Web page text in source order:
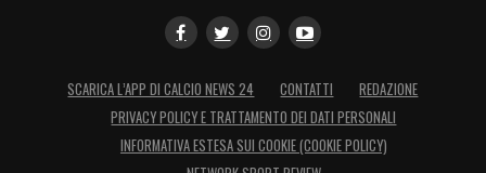
SCARICA L’APP DI CALCIO NEWS 24 CONTATTI
REDAZIONE
PRIVACY POLICY E TRATTAMENTO DEI DATI PERSONALI
INFORMATIVA ESTESA SUI COOKIE (COOKIE POLICY)